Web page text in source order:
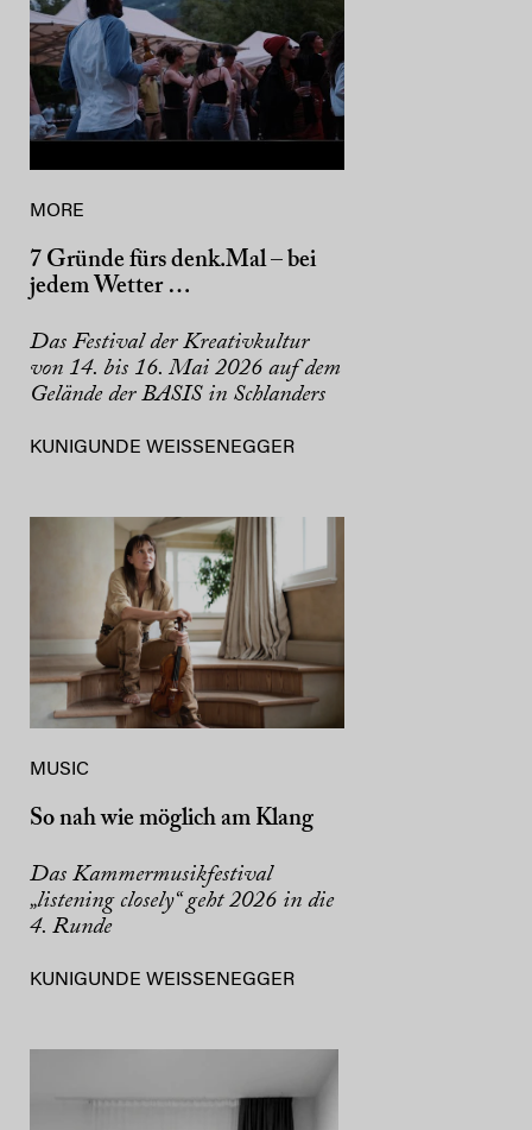
MORE
7 Gründe fürs denk.Mal – bei
jedem Wetter …
Das Festival der Kreativkultur
von 14. bis 16. Mai 2026 auf dem
Gelände der BASIS in Schlanders
KUNIGUNDE WEISSENEGGER
MUSIC
So nah wie möglich am Klang
Das Kammermusikfestival
„listening closely“ geht 2026 in die
4. Runde
KUNIGUNDE WEISSENEGGER